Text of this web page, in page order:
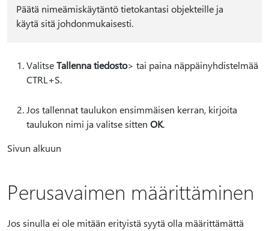
Päätä nimeämiskäytäntö tietokantasi objekteille ja
käytä sitä johdonmukaisesti.
ValitseTallenna tiedosto> tai paina näppäinyhdistelmää
CTRL+S.
Jos tallennat taulukon ensimmäisen kerran, kirjoita
taulukon nimi ja valitse sitten OK.
Sivun alkuun
Perusavaimen määrittäminen
Jos sinulla ei ole mitään erityistä syytä olla määrittämättä